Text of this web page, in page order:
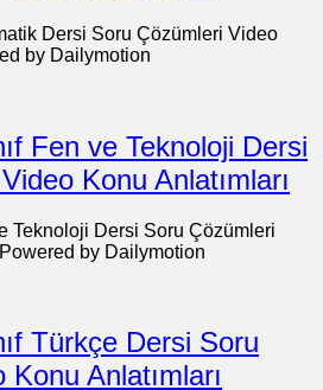
Dersi Soru Çözümleri Video
by Dailymotion
Fen ve Teknoloji Dersi
Konu Anlatımları
Teknoloji Dersi Soru Çözümleri
by Dailymotion
Türkçe Dersi Soru
Anlatımları